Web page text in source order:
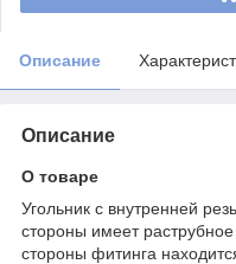
Описание
Описание
О товаре
Угольник с внутренней
стороны имеет
стороны фитинга